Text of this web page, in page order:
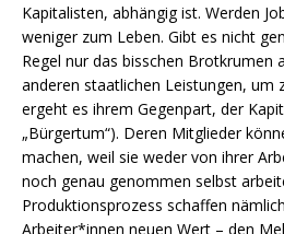
Kapitalisten, abhängig ist. Werden
weniger zum Leben. Gibt es nicht
Regel nur das bisschen Brotkrumen
anderen staatlichen Leistungen, um
ergeht es ihrem Gegenpart, der
„Bürgertum“). Deren Mitglieder
machen, weil sie weder von ihrer
noch genau genommen selbst
Produktionsprozess schaffen
Arbeiter*innen neuen Wert – den